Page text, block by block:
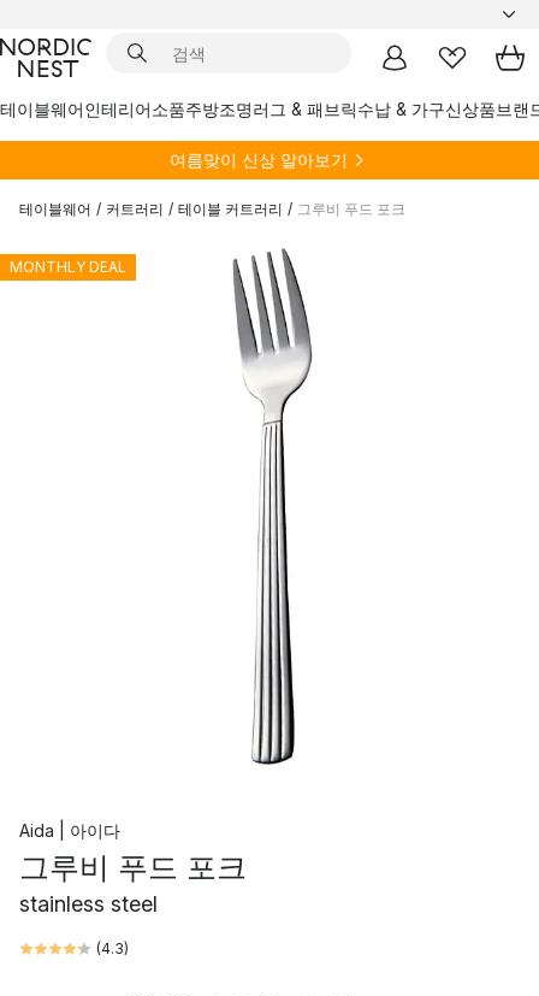
테이블웨어인테리어소품주방조명러그 & 패브릭수납 & 가구신상품브랜
여름맞이 신상 알아보기
테이블웨어 / 커트러리 / 테이블 커트러리 / 그루비 푸드 포크
MONTHLY DEAL
Aida | 아이다
그루비 푸드 포크
stainless steel
(4.3)